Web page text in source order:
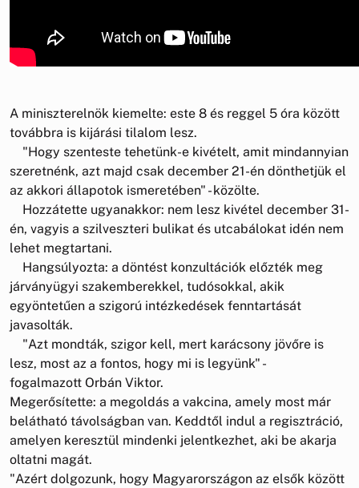
A miniszterelnök kiemelte: este 8 és reggel 5 óra között
továbbra is kijárási tilalom lesz.
"Hogy szenteste tehetünk-e kivételt, amit mindannyian
szeretnénk, azt majd csak december 21-én dönthetjük el
az akkori állapotok ismeretében" - közölte.
Hozzátette ugyanakkor: nem lesz kivétel december 31-
én, vagyis a szilveszteri bulikat és utcabálokat idén nem
lehet megtartani.
Hangsúlyozta: a döntést konzultációk előzték meg
járványügyi szakemberekkel, tudósokkal, akik
egyöntetűen a szigorú intézkedések fenntartását
javasolták.
"Azt mondták, szigor kell, mert karácsony jövőre is
lesz, most az a fontos, hogy mi is legyünk" -
fogalmazott Orbán Viktor.
Megerősítette: a megoldás a vakcina, amely most már
belátható távolságban van. Keddtől indul a regisztráció,
amelyen keresztül mindenki jelentkezhet, aki be akarja
oltatni magát.
"Azért dolgozunk, hogy Magyarországon az elsők között